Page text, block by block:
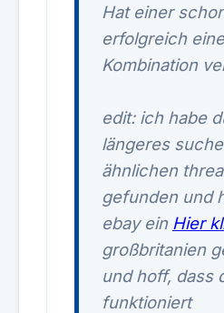
Hat einer
erfolgreich eine
Kombination
edit: ich habe
längeres
ähnlichen
gefunden und
ebay ein Hier
großbritanien
und hoff, dass
funktioniert